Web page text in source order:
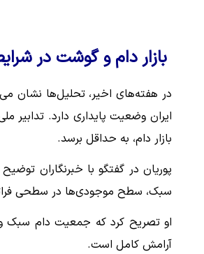
بازار دام و گوشت در
در هفته‌های اخیر، تحلیل‌ها نشان
ایران وضعیت پایداری دارد. تدابیر
بازار دام، به حداقل برسد.
پوریان در گفتگو با خبرنگاران
سبک، سطح موجودی‌ها در سطحی
او تصریح کرد که جمعیت دام سبک و
آرامش کامل است.